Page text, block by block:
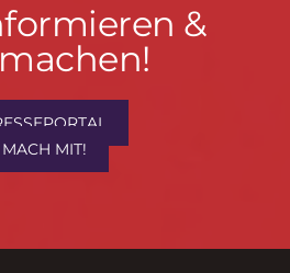
&
MACH MIT!